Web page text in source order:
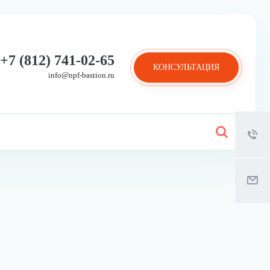
+7 (812) 741-02-65
info@npf-bastion.ru
КОНСУЛЬТАЦИЯ